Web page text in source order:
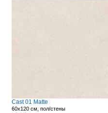
Cast 01 Matte
60x120 см, пол/стены